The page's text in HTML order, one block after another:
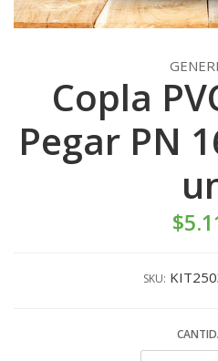
Copla
Pegar PN
SKU: